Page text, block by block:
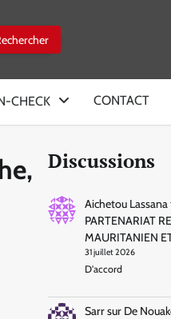
CHECK CONTACT
Discussions
Aichetou
PARTENARIAT
MAURITANIEN
31 juillet 2026
D'accord
Sarrsur De